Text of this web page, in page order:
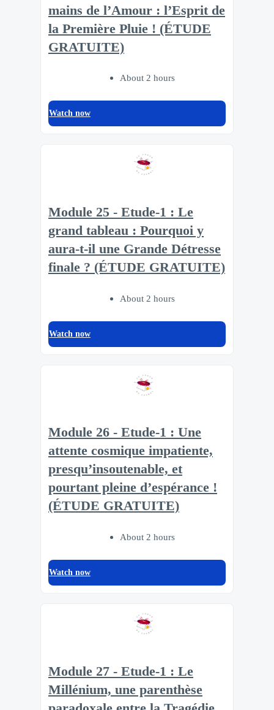
mains de l’Amour : l’Esprit de
la Première Pluie ! (ÉTUDE
GRATUITE)
About 2 hours
Watch now
Module 25 - Etude-1 : Le
grand tableau : Pourquoi y
aura-t-il une Grande Détresse
finale ? (ÉTUDE GRATUITE)
About 2 hours
Watch now
Module 26 - Etude-1 : Une
attente cosmique impatiente,
presqu’insoutenable, et
pourtant pleine d’espérance !
(ÉTUDE GRATUITE)
About 2 hours
Watch now
Module 27 - Etude-1 : Le
Millénium, une parenthèse